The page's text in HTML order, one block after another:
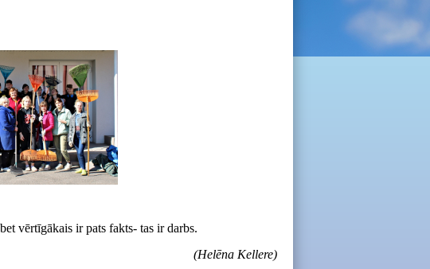
vērtīgākais ir pats fakts- tas ir darbs.
(Helēna Kellere)